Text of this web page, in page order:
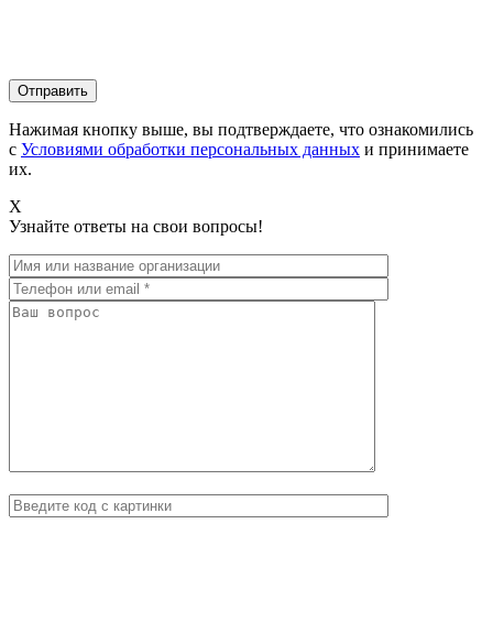
Нажимая кнопку выше, вы подтверждаете, что ознакомились
с Условиями обработки персональных данных и принимаете
их.
X
Узнайте ответы на свои вопросы!